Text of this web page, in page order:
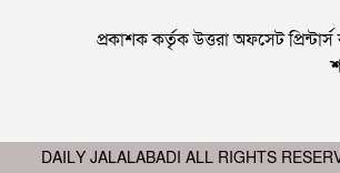
প্রকাশক কর্তৃক উত্তরা অফসেট
DAILY JALALABADI ALL RIGHTS